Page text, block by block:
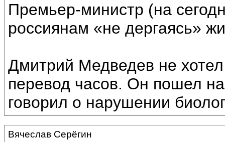
Премьер-министр (на
россиянам «не дергаясь»
Дмитрий Медведев не
перевод часов. Он пошел на
говорил о нарушении
Вячеслав Серёгин